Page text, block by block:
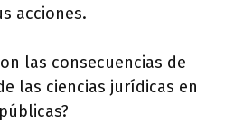
acciones.
las consecuencias de
las ciencias jurídicas en